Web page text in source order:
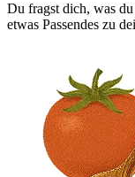
Du fragst dich, was
etwas Passendes zu